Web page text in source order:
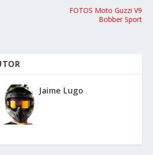
FOTOS Moto Guzzi V9
Bobber Sport
Jaime Lugo